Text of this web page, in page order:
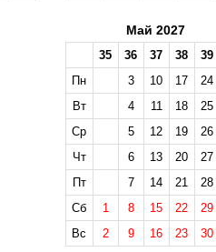
Май 2027
35 36 37 38
39
Пн
3 10 17
24
Вт
4 11 18
25
Ср
5 12 19
26
Чт
6 13 20
27
Пт
7 14 21
28
Сб
1 8 15 22
29
Вс
2 9 16 23 30